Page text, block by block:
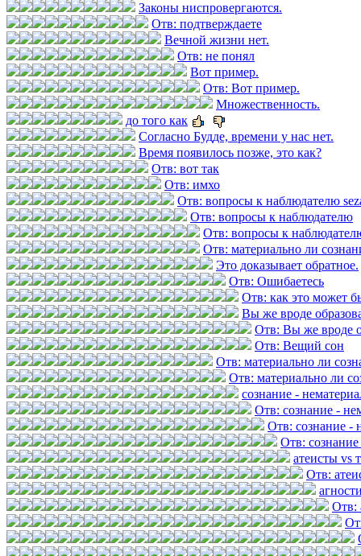
Законы ниспровергаются.
Отв: подтверждаете
Вечной жизни нет.
Отв: не понял
Вот пример.
Отв: Вот пример.
Множественность.
до того как
Согласно Будде, времени у нас нет.
Время появилось позже, это как?
Отв: вот так
Отв: имхо
Отв: вопросы к наблюдателю
Отв: вопросы к наблюдателю
Отв: вопросы к
Отв: материально ли
Это доказывает обратное.
Отв: Ошибаетесь
Отв: как это может
Вы же вроде
Отв: Вы же вроде
Отв: Вещий сон
Отв: материально ли
Отв: материально ли
сознание -
Отв: сознание -
Отв: сознание -
Отв:
атеисты vs
Отв:
Отв: